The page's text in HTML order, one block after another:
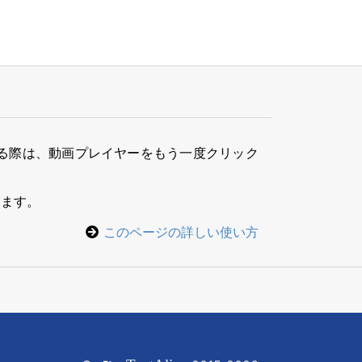
は、動画プレイヤーをもう一度クリック
す。
このページの詳しい使い方